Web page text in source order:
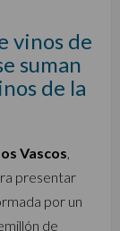
vinos de
suman
de la
Vascos,
presentar
por un
de